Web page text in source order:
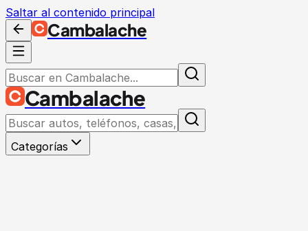
Saltar al contenido principal
Cambalache
Cambalache
Categorías